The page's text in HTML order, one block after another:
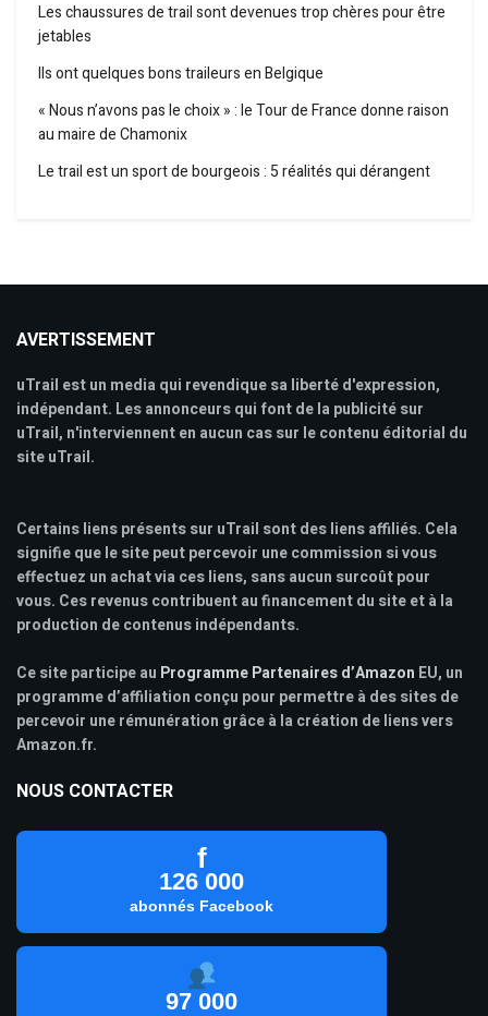
Les chaussures de trail sont devenues trop chères pour être
jetables
Ils ont quelques bons traileurs en Belgique
« Nous n’avons pas le choix » : le Tour de France donne raison
au maire de Chamonix
Le trail est un sport de bourgeois : 5 réalités qui dérangent
AVERTISSEMENT
uTrail est un media qui revendique sa liberté d'expression,
indépendant. Les annonceurs qui font de la publicité sur
uTrail, n'interviennent en aucun cas sur le contenu éditorial du
site uTrail.
Certains liens présents sur uTrail sont des liens affiliés. Cela
signifie que le site peut percevoir une commission si vous
effectuez un achat via ces liens, sans aucun surcoût pour
vous. Ces revenus contribuent au financement du site et à la
production de contenus indépendants.
Ce site participe au Programme Partenaires d’Amazon EU, un
programme d’affiliation conçu pour permettre à des sites de
percevoir une rémunération grâce à la création de liens vers
Amazon.fr.
NOUS CONTACTER
f
126 000
abonnés Facebook
97 000